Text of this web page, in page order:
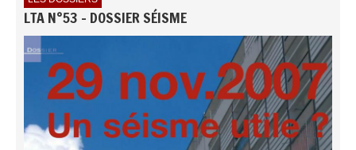
LTA N°53 - DOSSIER SÉISME